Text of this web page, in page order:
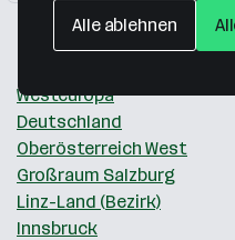
Westeuropa
Deutschland
Oberösterreich West
Großraum Salzburg
Linz-Land (Bezirk)
Innsbruck
Alle ablehnen